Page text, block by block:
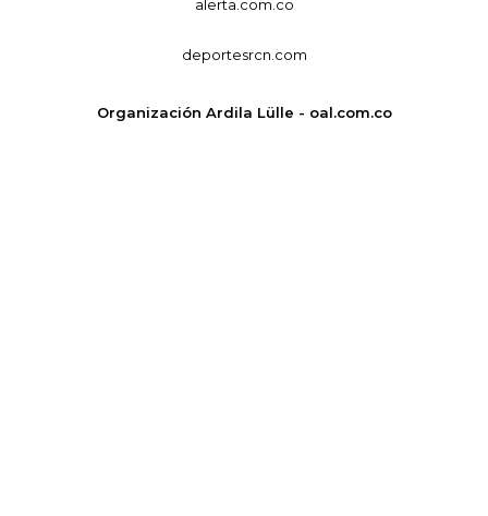
alerta.com.co
deportesrcn.com
Organización Ardila Lülle - oal.com.co